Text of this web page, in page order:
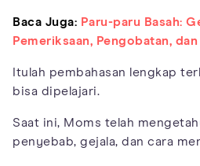
Baca Juga: Paru-paru Basah:
Pemeriksaan, Pengobatan,
Itulah pembahasan lengkap
bisa dipelajari.
Saat ini, Moms telah
penyebab, gejala, dan cara